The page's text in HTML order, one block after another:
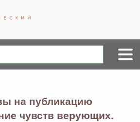
на публикацию
чувств верующих.